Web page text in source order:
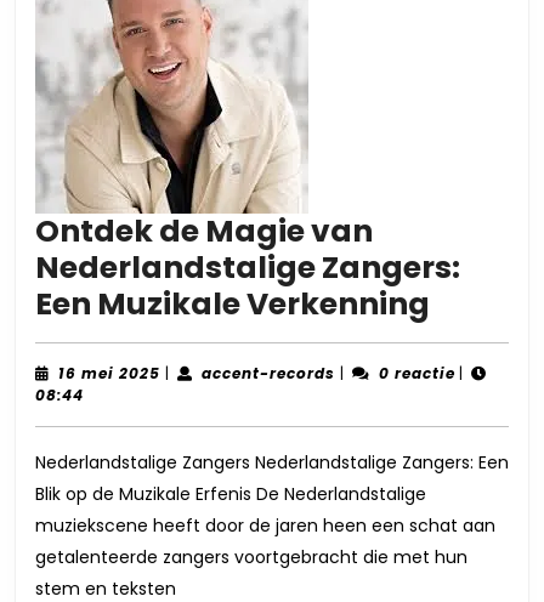
Ontdek de Magie van
Nederlandstalige Zangers:
Een Muzikale Verkenning
de
Magie
Een
16 mei 2025 16| accent-records accent-
| 0 reactie |
08:44
Nederlandstalige Zangers Nederlandstalige Zangers: Een
Blik op de Muzikale Erfenis De Nederlandstalige
muziekscene heeft door de jaren heen een schat aan
getalenteerde zangers voortgebracht die met hun
stem en teksten